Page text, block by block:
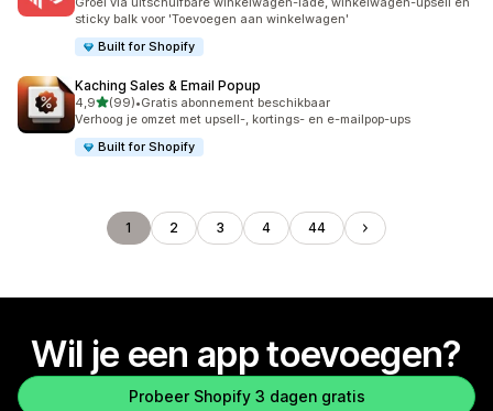
sticky balk voor 'Toevoegen aan winkelwagen'
Built for Shopify
Kaching Sales & Email Popup
4,9van 5 sterren
(99)
99 recensies in totaal
•Gratis abonnement beschikbaar
Verhoog je omzet met upsell-, kortings- en e-mailpop-ups
Built for Shopify
1 2 3 4 44
Wil je een app toevoegen?
Probeer Shopify 3 dagen gratis